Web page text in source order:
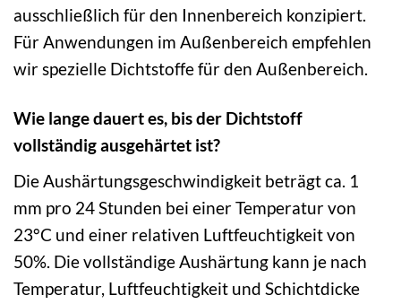
ausschließlich für den Innenbereich konzipiert.
Für Anwendungen im Außenbereich empfehlen
wir spezielle Dichtstoffe für den Außenbereich.
Wie lange dauert es, bis der Dichtstoff
vollständig ausgehärtet ist?
Die Aushärtungsgeschwindigkeit beträgt ca. 1
mm pro 24 Stunden bei einer Temperatur von
23°C und einer relativen Luftfeuchtigkeit von
50%. Die vollständige Aushärtung kann je nach
Temperatur, Luftfeuchtigkeit und Schichtdicke